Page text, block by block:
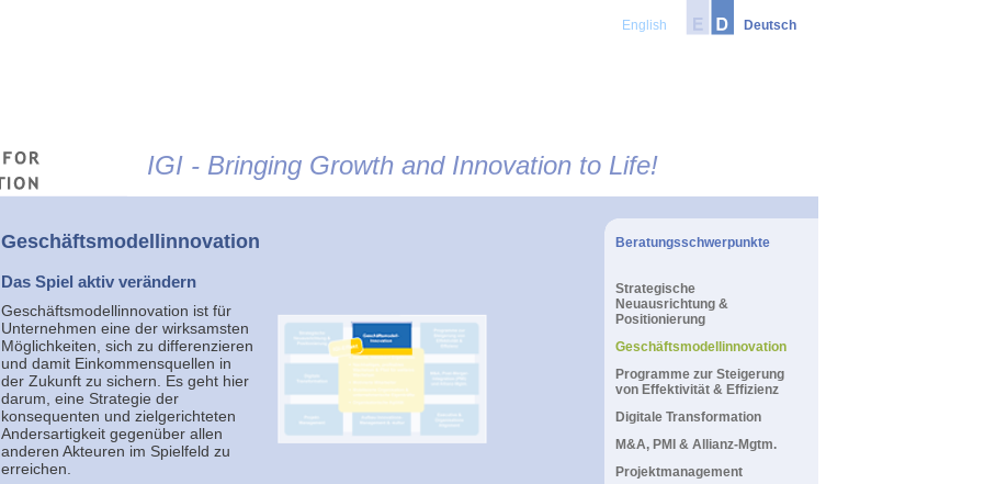
English Deutsch
IGI - Bringing Growth and Innovation to Life!
Geschäftsmodellinnovation
Das Spiel aktiv verändern
Geschäftsmodellinnovation ist für
Unternehmen eine der wirksamsten
Möglichkeiten, sich zu differenzieren
und damit Einkommensquellen in
der Zukunft zu sichern. Es geht hier
darum, eine Strategie der
konsequenten und zielgerichteten
Andersartigkeit gegenüber allen
anderen Akteuren im Spielfeld zu
erreichen.
Beratungsschwerpunkte
Strategische
Neuausrichtung &
Positionierung
Geschäftsmodellinnovation
Programme zur Steigerung
von Effektivität & Effizienz
Digitale Transformation
M&A, PMI & Allianz-Mgtm.
Projektmanagement